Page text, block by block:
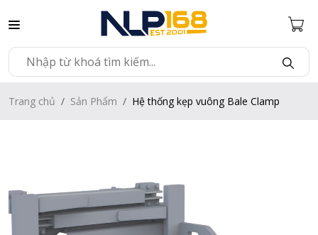
Trang chủ Sản Phẩm Hệ thống kẹp vuông Bale Clamp